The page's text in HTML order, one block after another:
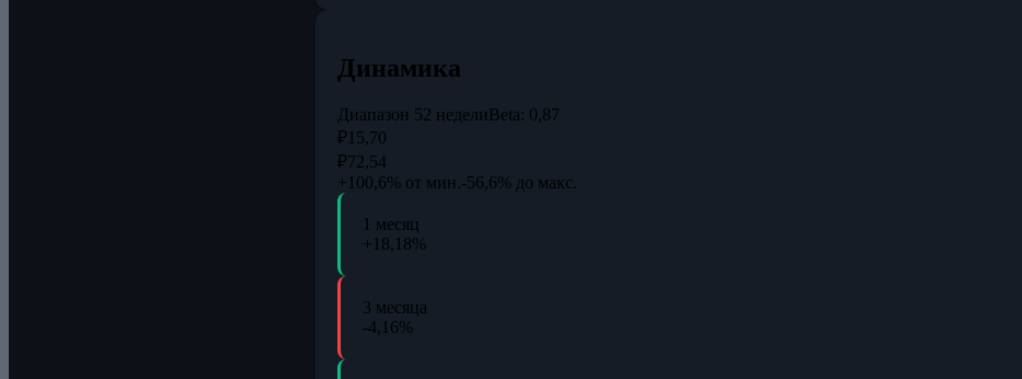
Динамика
Диапазон 52 неделиBeta: 0,87
₽15,70
₽72,54
+100,6% от мин.-56,6% до макс.
1 месяц
+18,18%
3 месяца
-4,16%